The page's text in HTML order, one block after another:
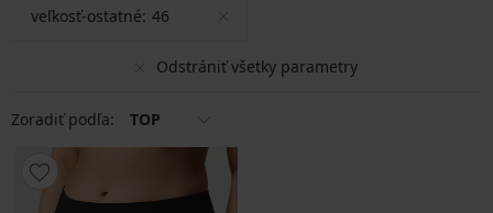
Odstrániť všetky parametry
veľkosť-ostatné: 46
Zoradiť podľa: TOP